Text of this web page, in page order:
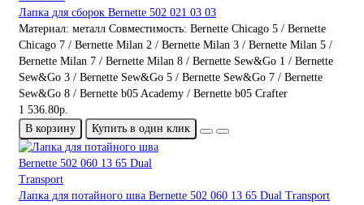
Лапка для сборок Bernette 502 021 03 03
Материал: металл Совместимость: Bernette Chicago 5 / Bernette
Chicago 7 / Bernette Milan 2 / Bernette Milan 3 / Bernette Milan 5 /
Bernette Milan 7 / Bernette Milan 8 / Bernette Sew&Go 1 / Bernette
Sew&Go 3 / Bernette Sew&Go 5 / Bernette Sew&Go 7 / Bernette
Sew&Go 8 / Bernette b05 Academy / Bernette b05 Crafter
1 536.80р.
В корзину
Купить в один клик
Лапка для потайного шва Bernette 502 060 13 65 Dual Transport